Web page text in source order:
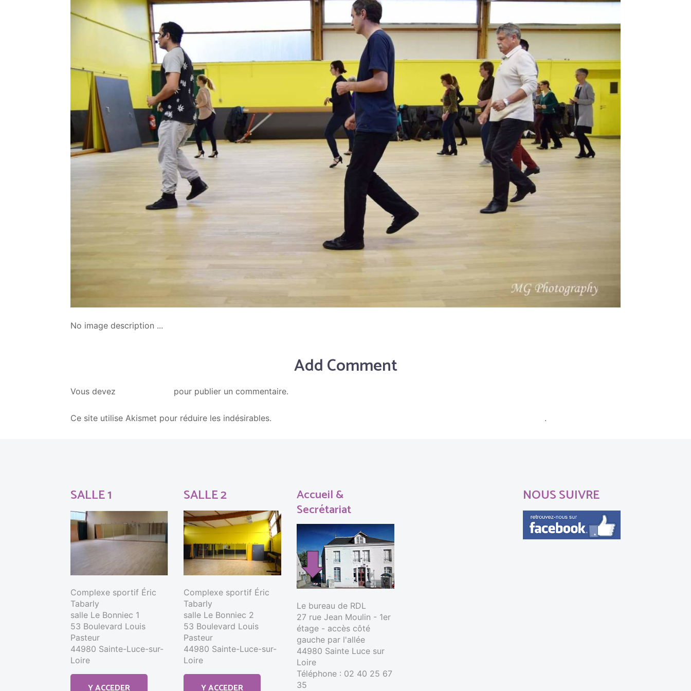
No image description ...
Add Comment
Vous devez pour publier un commentaire.
Ce site utilise Akismet pour réduire les indésirables. .
SALLE 1
Complexe sportif Éric
Tabarly
salle Le Bonniec 1
53 Boulevard Louis
Pasteur
44980 Sainte-Luce-sur-
Loire
Y ACCEDER
SALLE 2
Complexe sportif Éric
Tabarly
salle Le Bonniec 2
53 Boulevard Louis
Pasteur
44980 Sainte-Luce-sur-
Loire
Y ACCEDER
Accueil &
Secrétariat
Le bureau de RDL
27 rue Jean Moulin - 1er
étage - accès côté
gauche par l'allée
44980 Sainte Luce sur
Loire
Téléphone : 02 40 25 67
35
NOUS SUIVRE